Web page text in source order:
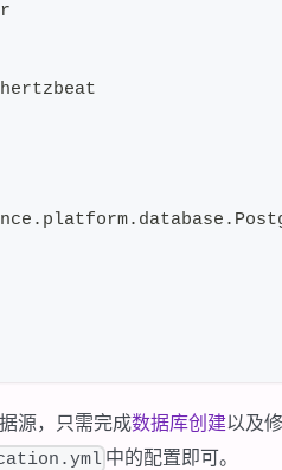
源，只需完成数据库创建以及
中的配置即可。